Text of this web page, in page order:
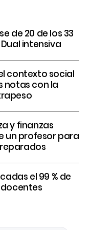
de 20 de los 33
intensiva
contexto social
notas con la
y finanzas
un profesor para
el 99 % de